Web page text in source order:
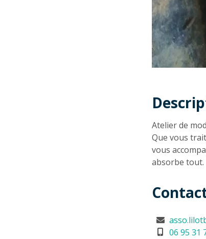
Atelier de
Que vous
vous
absorbe tout.
06 95 31